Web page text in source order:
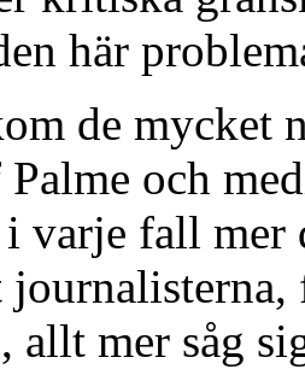
här
de mycket
och
varje fall mer
allt mer såg